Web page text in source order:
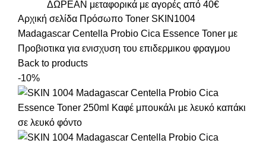
ΔΩΡΕΑΝ μεταφορικά με αγορές από 40€
Αρχική σελίδα Πρόσωπο Toner SKIN1004
Madagascar Centella Probio Cica Essence Toner με
Προβιοτικα για ενισχυση του επιδερμικου φραγμου
Back to products
-10%